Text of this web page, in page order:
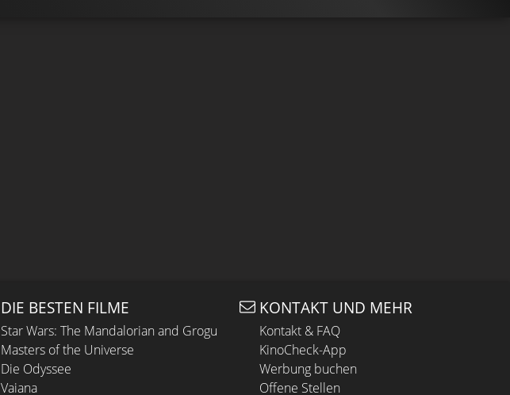
DIE BESTEN FILME
Star Wars: The Mandalorian and Grogu
Masters of the Universe
Die Odyssee
Vaiana
KONTAKT UND MEHR
Kontakt & FAQ
KinoCheck-App
Werbung buchen
Offene Stellen